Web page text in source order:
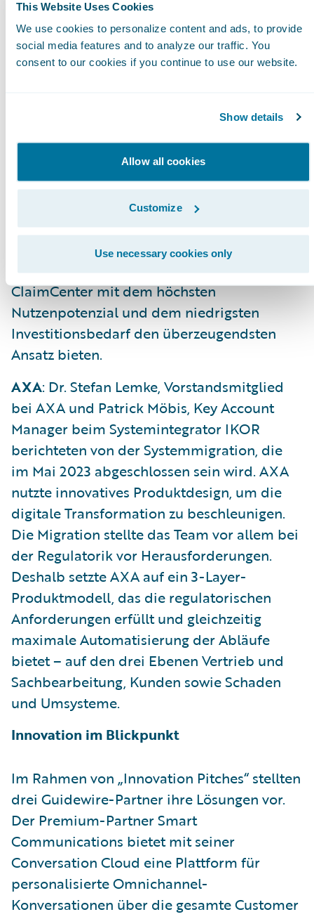
This Website Uses Cookies
We use cookies to personalize content and ads, to provide
social media features and to analyze our traffic. You
consent to our cookies if you continue to use our website.
Show details
Allow all cookies
Customize
Use necessary cookies only
Versicherer nutzt CustomerEngage, um mit
digitalen Features die Kundenbeziehung im
Assistance-Bereich zu optimieren. Der ADAC
bestand dabei darin, dass es für
medizinische Fälle keinen digitalen
Meldeweg gab. Essenziell für die Lösung
waren einerseits eine niedrige
Einstiegshürde für die Versicherungskunden
sowie die Möglichkeit, Daten sicher
auszutauschen. Guidewire CustomerEngage
konnte in Verbindung mit Guidewire
ClaimCenter mit dem höchsten
Nutzenpotenzial und dem niedrigsten
Investitionsbedarf den überzeugendsten
Ansatz bieten.
AXA: Dr. Stefan Lemke, Vorstandsmitglied
bei AXA und Patrick Möbis, Key Account
Manager beim Systemintegrator IKOR
berichteten von der Systemmigration, die
im Mai 2023 abgeschlossen sein wird. AXA
nutzte innovatives Produktdesign, um die
digitale Transformation zu beschleunigen.
Die Migration stellte das Team vor allem bei
der Regulatorik vor Herausforderungen.
Deshalb setzte AXA auf ein 3-Layer-
Produktmodell, das die regulatorischen
Anforderungen erfüllt und gleichzeitig
maximale Automatisierung der Abläufe
bietet – auf den drei Ebenen Vertrieb und
Sachbearbeitung, Kunden sowie Schaden
und Umsysteme.
Innovation im Blickpunkt
Im Rahmen von „Innovation Pitches“ stellten
drei Guidewire-Partner ihre Lösungen vor.
Der Premium-Partner Smart
Communications bietet mit seiner
Conversation Cloud eine Plattform für
personalisierte Omnichannel-
Konversationen über die gesamte Customer